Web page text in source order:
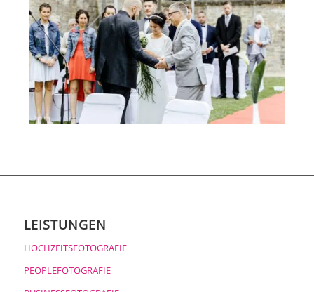
LEISTUNGEN
HOCHZEITSFOTOGRAFIE
PEOPLEFOTOGRAFIE